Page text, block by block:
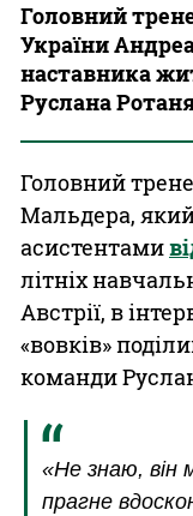
Головний
України
наставника
Руслана
Головний
Мальдера,
асистентами
літніх
Австрії, в
«вовків»
команди
«Не знаю, він
прагне